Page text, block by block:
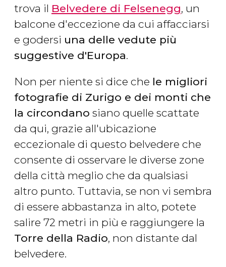
trova il Belvedere di Felsenegg, un
balcone d'eccezione da cui affacciarsi
e godersi una delle vedute più
suggestive d'Europa.
Non per niente si dice che le migliori
fotografie di Zurigo e dei monti che
la circondano siano quelle scattate
da qui, grazie all'ubicazione
eccezionale di questo belvedere che
consente di osservare le diverse zone
della città meglio che da qualsiasi
altro punto. Tuttavia, se non vi sembra
di essere abbastanza in alto, potete
salire 72 metri in più e raggiungere la
Torre della Radio, non distante dal
belvedere.